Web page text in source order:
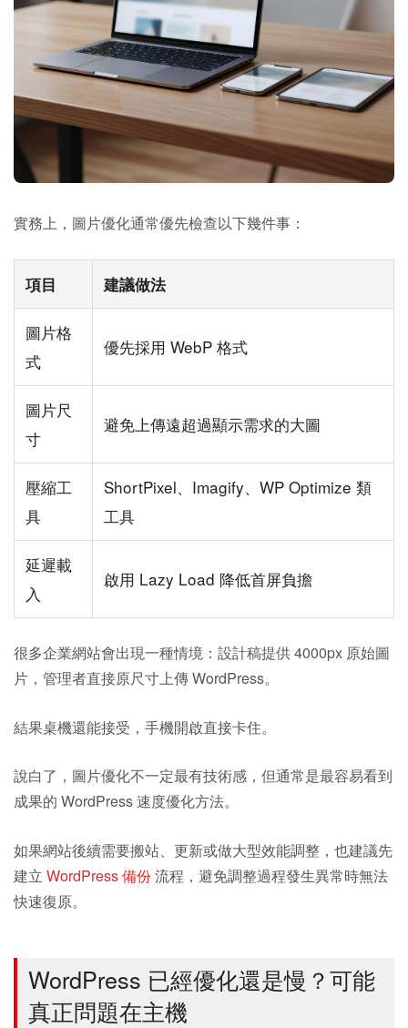
實務上，圖片優化通常優先檢查以下幾件事：
項目 建議做法
圖片格
式
優先採用 WebP 格式
圖片尺
寸
避免上傳遠超過顯示需求的大圖
壓縮工
具
ShortPixel、Imagify、WP Optimize 類
工具
延遲載
入
啟用 Lazy Load 降低首屏負擔
很多企業網站會出現一種情境：設計稿提供 4000px 原始圖
片，管理者直接原尺寸上傳 WordPress。
結果桌機還能接受，手機開啟直接卡住。
說白了，圖片優化不一定最有技術感，但通常是最容易看到
成果的 WordPress 速度優化方法。
如果網站後續需要搬站、更新或做大型效能調整，也建議先
建立 WordPress 備份流程，避免調整過程發生異常時無法
快速復原。
WordPress 已經優化還是慢？可能
真正問題在主機